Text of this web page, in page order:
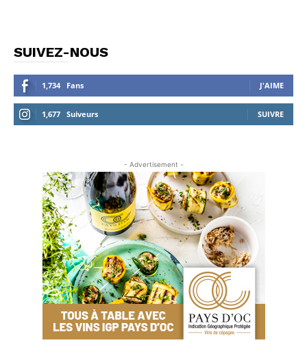
SUIVEZ-NOUS
1,734 Fans J'AIME
1,677 Suiveurs SUIVRE
- Advertisement -